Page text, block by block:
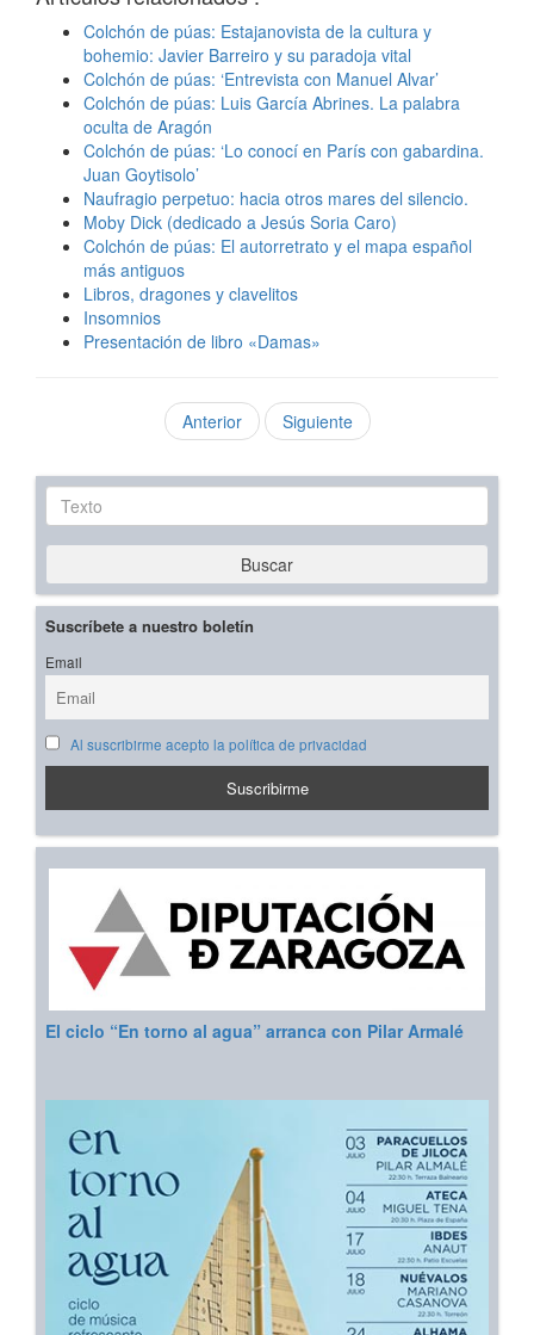
Colchón de púas: Estajanovista de la cultura y
bohemio: Javier Barreiro y su paradoja vital
Colchón de púas: ‘Entrevista con Manuel Alvar’
Colchón de púas: Luis García Abrines. La palabra
oculta de Aragón
Colchón de púas: ‘Lo conocí en París con gabardina.
Juan Goytisolo’
Naufragio perpetuo: hacia otros mares del silencio.
Moby Dick (dedicado a Jesús Soria Caro)
Colchón de púas: El autorretrato y el mapa español
más antiguos
Libros, dragones y clavelitos
Insomnios
Presentación de libro «Damas»
Anterior Siguiente
Texto
Buscar
Suscríbete a nuestro boletín
Email
Al suscribirme acepto la política de privacidad
El ciclo “En torno al agua” arranca con Pilar Armalé